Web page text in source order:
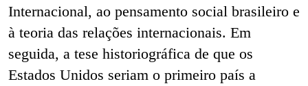
Internacional, ao pensamento social brasileiro e
à teoria das relações internacionais. Em
seguida, a tese historiográfica de que os
Estados Unidos seriam o primeiro país a